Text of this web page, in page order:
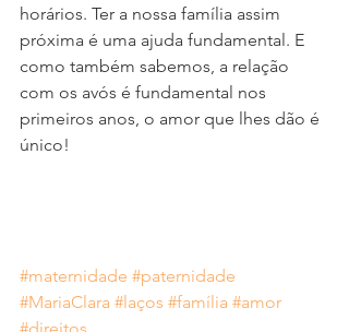
horários. Ter a nossa família assim
próxima é uma ajuda fundamental. E
como também sabemos, a relação
com os avós é fundamental nos
primeiros anos, o amor que lhes dão é
único!
#maternidade #paternidade
#MariaClara #laços #família #amor